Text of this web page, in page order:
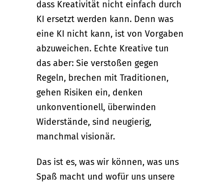
dass Kreativität nicht einfach durch
KI ersetzt werden kann. Denn was
eine KI nicht kann, ist von Vorgaben
abzuweichen. Echte Kreative tun
das aber: Sie verstoßen gegen
Regeln, brechen mit Traditionen,
gehen Risiken ein, denken
unkonventionell, überwinden
Widerstände, sind neugierig,
manchmal visionär.
Das ist es, was wir können, was uns
Spaß macht und wofür uns unsere